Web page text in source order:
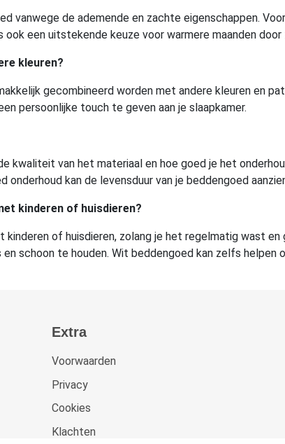
vanwege de ademende en zachte eigenschappen.
een uitstekende keuze voor warmere maanden door
kleuren?
gecombineerd worden met andere kleuren en
persoonlijke touch te geven aan je slaapkamer.
kwaliteit van het materiaal en hoe goed je het
onderhoud kan de levensduur van je beddengoed
kinderen of huisdieren?
of huisdieren, zolang je het regelmatig wast
schoon te houden. Wit beddengoed kan zelfs helpen
Extra
Voorwaarden
Privacy
Cookies
Klachten